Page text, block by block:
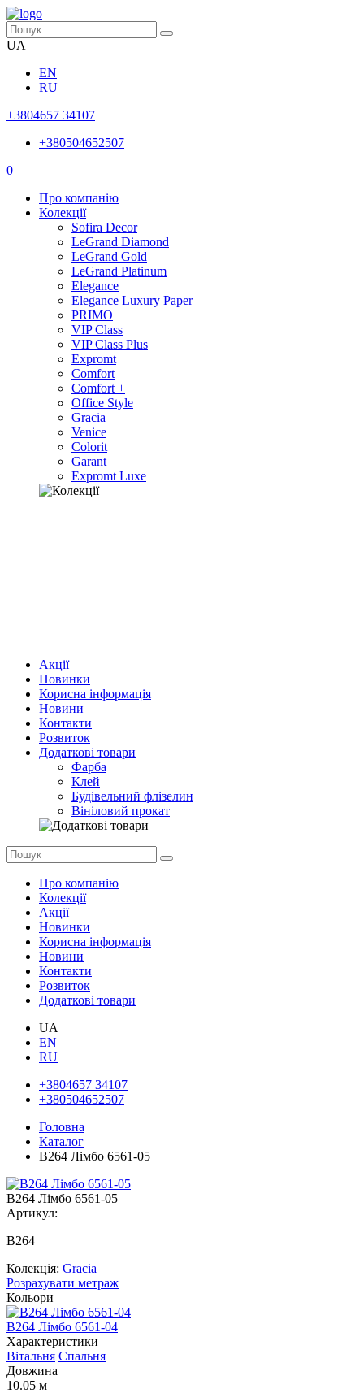
UA
EN
RU
+3804657 34107
+380504652507
0
Про компанію
Колекції
Sofira Decor
LeGrand Diamond
LeGrand Gold
LeGrand Platinum
Elegance
Elegance Luxury Paper
PRIMO
VIP Class
VIP Class Plus
Expromt
Comfort
Comfort +
Office Style
Gracia
Venice
Colorit
Garant
Expromt Luxe
Акції
Новинки
Корисна інформація
Новини
Контакти
Розвиток
Додаткові товари
Фарба
Клей
Будівельний флізелин
Вініловий прокат
Про компанію
Колекції
Акції
Новинки
Корисна інформація
Новини
Контакти
Розвиток
Додаткові товари
UA
EN
RU
+3804657 34107
+380504652507
Головна
Каталог
В264 Лімбо 6561-05
В264 Лімбо 6561-05
Артикул:
В264
Колекція: Gracia
Розрахувати метраж
Кольори
В264 Лімбо 6561-04
Характеристики
Вітальня Спальня
Довжина
10.05 м